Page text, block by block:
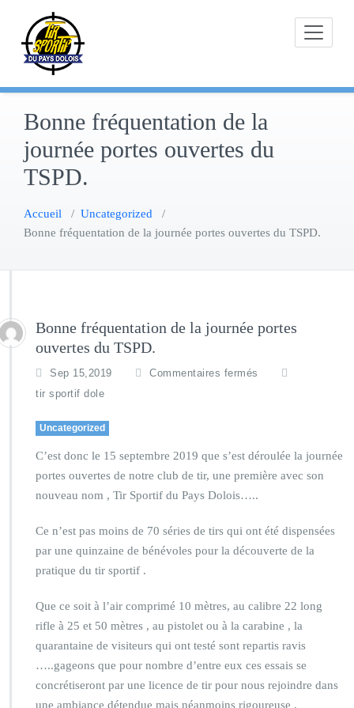
content
Bonne fréquentation de la
journée portes ouvertes du
TSPD.
Accueil / Uncategorized /
Bonne fréquentation de la journée portes ouvertes du TSPD.
Bonne fréquentation de la journée portes
ouvertes du TSPD.
Sep 15,2019
Commentaires fermés
tir sportif dole
Uncategorized
C’est donc le 15 septembre 2019 que s’est déroulée la journée
portes ouvertes de notre club de tir, une première avec son
nouveau nom , Tir Sportif du Pays Dolois…..
Ce n’est pas moins de 70 séries de tirs qui ont été dispensées
par une quinzaine de bénévoles pour la découverte de la
pratique du tir sportif .
Que ce soit à l’air comprimé 10 mètres, au calibre 22 long
rifle à 25 et 50 mètres , au pistolet ou à la carabine , la
quarantaine de visiteurs qui ont testé sont repartis ravis
…..gageons que pour nombre d’entre eux ces essais se
concrétiseront par une licence de tir pour nous rejoindre dans
une ambiance détendue mais néanmoins rigoureuse .